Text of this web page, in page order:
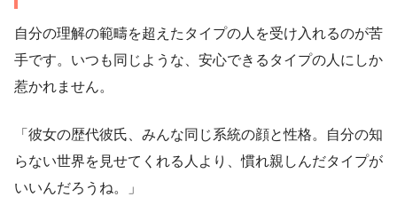
自分の理解の範疇を超えたタイプの人を受け入れるのが苦
手です。いつも同じような、安心できるタイプの人にしか
惹かれません。
「彼女の歴代彼氏、みんな同じ系統の顔と性格。自分の知
らない世界を見せてくれる人より、慣れ親しんだタイプが
いいんだろうね。」